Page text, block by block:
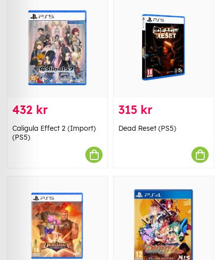
432 kr
Caligula Effect 2 (Import)
(PS5)
315 kr
Dead Reset (PS5)